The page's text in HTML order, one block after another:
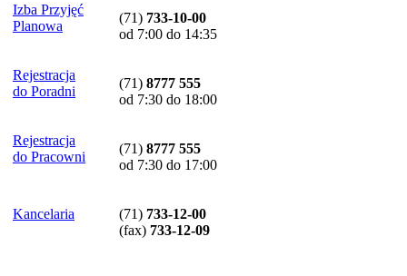
Izba Przyjęć
Planowa
(71) 733-10-00
od 7:00 do 14:35
Rejestracja
do Poradni
(71) 8777 555
od 7:30 do 18:00
Rejestracja
do Pracowni
(71) 8777 555
od 7:30 do 17:00
Kancelaria (71) 733-12-00
(fax) 733-12-09